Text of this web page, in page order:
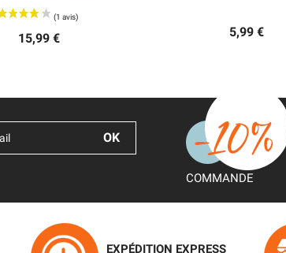
15,99 € 5,99 €
COMMANDE
EXPÉDITION EXPRESS